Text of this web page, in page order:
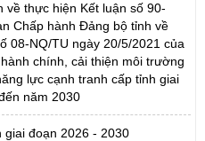
về thực hiện Kết luận số 90-
Chấp hành Đảng bộ tỉnh về
08-NQ/TU ngày 20/5/2021 của
chính, cải thiện môi trường
lực cạnh tranh cấp tỉnh giai
năm 2030
giai đoạn 2026 - 2030